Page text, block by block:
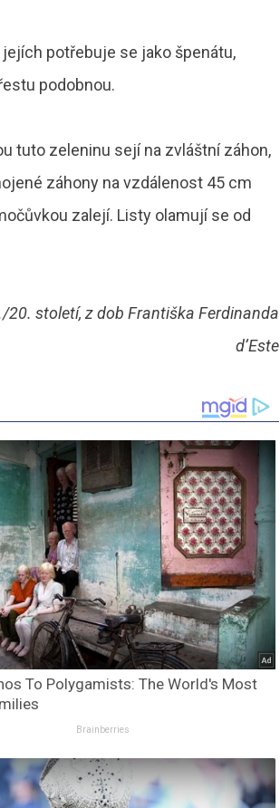
potřebuje se jako špenátu,
podobnou.
tuto zeleninu sejí na zvláštní záhon,
záhony na vzdálenost 45 cm
zalejí. Listy olamují se od
století, z dob Františka Ferdinanda
d’Este
To Polygamists: The World's Most
Brainberries